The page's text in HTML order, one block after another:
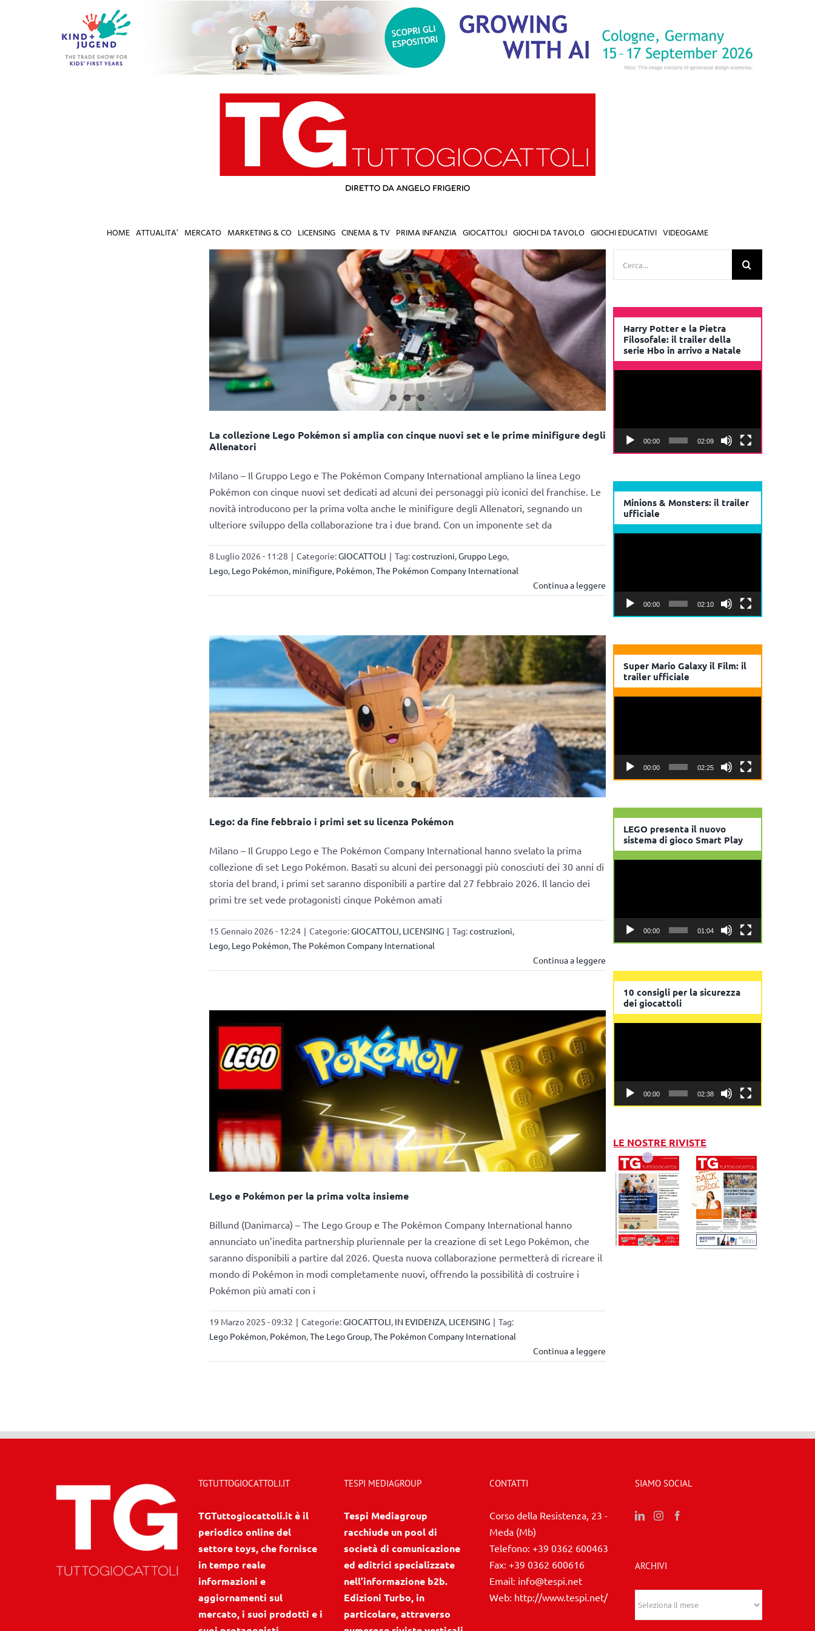
HOME ATTUALITA’ MERCATO MARKETING & CO LICENSING CINEMA & TV PRIMA INFANZIA GIOCATTOLI GIOCHI DA TAVOLO GIOCHI EDUCATIVI VIDEOGAME
La collezione Lego Pokémon si amplia con cinque nuovi set e le prime minifigure degli
Allenatori
Milano – Il Gruppo Lego e The Pokémon Company International ampliano la linea Lego
Pokémon con cinque nuovi set dedicati ad alcuni dei personaggi più iconici del franchise. Le
novità introducono per la prima volta anche le minifigure degli Allenatori, segnando un
ulteriore sviluppo della collaborazione tra i due brand. Con un imponente set da
8 Luglio 2026 - 11:28 | Categorie:GIOCATTOLI | Tag:costruzioni,Gruppo Lego,
Lego, Lego Pokémon, minifigure, Pokémon,The Pokémon Company International
Continua a leggere
Lego: da fine febbraio i primi set su licenza Pokémon
Milano – Il Gruppo Lego e The Pokémon Company International hanno svelato la prima
collezione di set Lego Pokémon. Basati su alcuni dei personaggi più conosciuti dei 30 anni di
storia del brand, i primi set saranno disponibili a partire dal 27 febbraio 2026. Il lancio dei
primi tre set vede protagonisti cinque Pokémon amati
15 Gennaio 2026 - 12:24 | Categorie:GIOCATTOLI, LICENSING | Tag:costruzioni,
Lego, Lego Pokémon,The Pokémon Company International
Continua a leggere
Lego e Pokémon per la prima volta insieme
Billund (Danimarca) – The Lego Group e The Pokémon Company International hanno
annunciato un’inedita partnership pluriennale per la creazione di set Lego Pokémon, che
saranno disponibili a partire dal 2026. Questa nuova collaborazione permetterà di ricreare il
mondo di Pokémon in modi completamente nuovi, offrendo la possibilità di costruire i
Pokémon più amati con i
19 Marzo 2025 - 09:32 | Categorie:GIOCATTOLI, IN EVIDENZA, LICENSING | Tag:
Lego Pokémon, Pokémon,The Lego Group,The Pokémon Company International
Continua a leggere
Harry Potter e la Pietra
Filosofale: il trailer della
serie Hbo in arrivo a Natale
00:00 02:09
Minions & Monsters: il trailer
ufficiale
00:00 02:10
Super Mario Galaxy il Film: il
trailer ufficiale
00:00 02:25
LEGO presenta il nuovo
sistema di gioco Smart Play
00:00 01:04
10 consigli per la sicurezza
dei giocattoli
00:00 02:38
LE NOSTRE RIVISTE
TGTUTTOGIOCATTOLI.IT
TGTuttogiocattoli.it è il
periodico online del
settore toys, che fornisce
in tempo reale
informazioni e
aggiornamenti sul
mercato, i suoi prodotti e i
TESPI MEDIAGROUP
Tespi Mediagroup
racchiude un pool di
società di comunicazione
ed editrici specializzate
nell’informazione b2b.
Edizioni Turbo, in
particolare, attraverso
CONTATTI
Corso della Resistenza, 23 -
Meda (Mb)
Telefono: +39 0362 600463
Fax: +39 0362 600616
Email: info@tespi.net
Web: http://www.tespi.net/
SIAMO SOCIAL
ARCHIVI